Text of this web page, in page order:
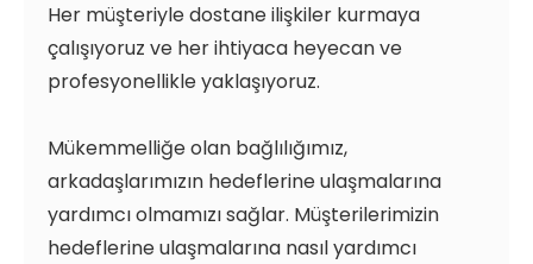
Her müşteriyle dostane ilişkiler kurmaya
çalışıyoruz ve her ihtiyaca heyecan ve
profesyonellikle yaklaşıyoruz.
Mükemmelliğe olan bağlılığımız,
arkadaşlarımızın hedeflerine ulaşmalarına
yardımcı olmamızı sağlar. Müşterilerimizin
hedeflerine ulaşmalarına nasıl yardımcı